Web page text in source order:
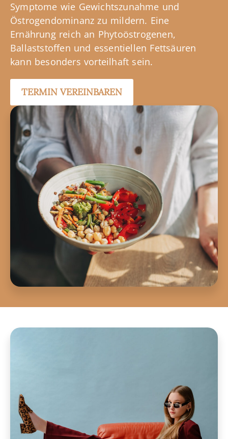
Symptome wie Gewichtszunahme und
Östrogendominanz zu mildern. Eine
Ernährung reich an Phytoöstrogenen,
Ballaststoffen und essentiellen Fettsäuren
kann besonders vorteilhaft sein.
TERMIN VEREINBAREN